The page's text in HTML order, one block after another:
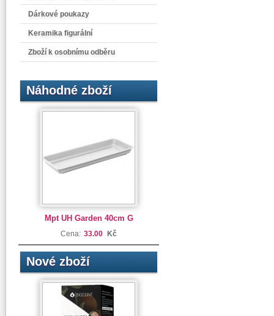
Dárkové poukazy
Keramika figurální
Zboží k osobnímu odběru
Náhodné zboží
Mpt UH Garden 40cm G
Cena: 33.00 Kč
Nové zboží